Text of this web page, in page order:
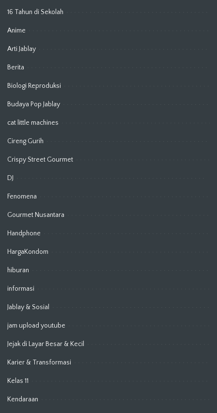
16 Tahun di Sekolah
Anime
Arti Jablay
Berita
Biologi Reproduksi
Budaya Pop Jablay
cat little machines
Cireng Gurih
Crispy Street Gourmet
DJ
Fenomena
Gourmet Nusantara
Handphone
HargaKondom
hiburan
informasi
Jablay & Sosial
jam upload youtube
Jejak di Layar Besar & Kecil
Karier & Transformasi
Kelas 11
Kendaraan